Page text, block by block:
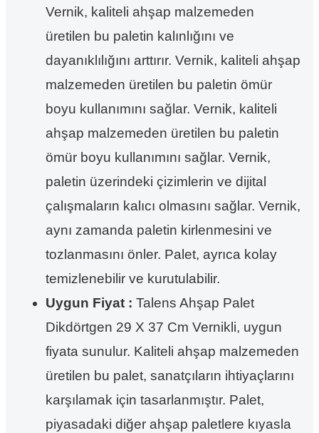
Vernik, kaliteli ahşap malzemeden
üretilen bu paletin kalınlığını ve
dayanıklılığını arttırır. Vernik, kaliteli ahşap
malzemeden üretilen bu paletin ömür
boyu kullanımını sağlar. Vernik, kaliteli
ahşap malzemeden üretilen bu paletin
ömür boyu kullanımını sağlar. Vernik,
paletin üzerindeki çizimlerin ve dijital
çalışmaların kalıcı olmasını sağlar. Vernik,
aynı zamanda paletin kirlenmesini ve
tozlanmasını önler. Palet, ayrıca kolay
temizlenebilir ve kurutulabilir.
Uygun Fiyat : Talens Ahşap Palet
Dikdörtgen 29 X 37 Cm Vernikli, uygun
fiyata sunulur. Kaliteli ahşap malzemeden
üretilen bu palet, sanatçıların ihtiyaçlarını
karşılamak için tasarlanmıştır. Palet,
piyasadaki diğer ahşap paletlere kıyasla